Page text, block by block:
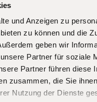
und Anzeigen zu
zu können und die
geben wir
Partner für soziale
Partner führen diese
zusammen, die Sie
Nutzung der Dienste